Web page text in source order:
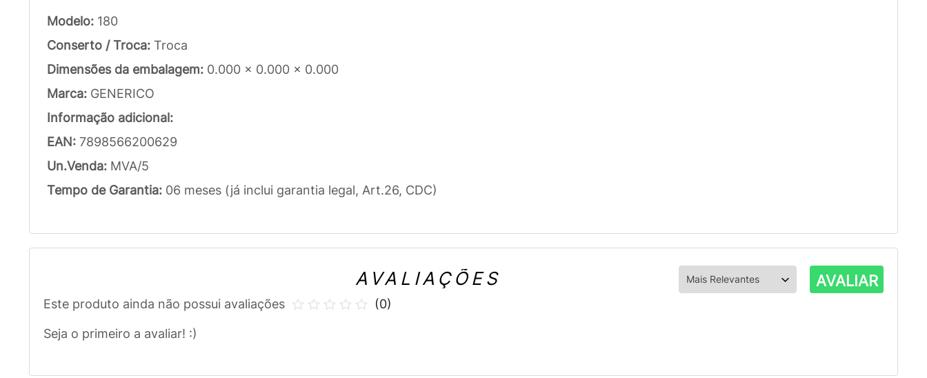
Modelo: 180
Conserto / Troca: Troca
Dimensões da embalagem: 0.000 x 0.000 x 0.000
Marca: GENERICO
Informação adicional:
EAN: 7898566200629
Un.Venda: MVA/5
Tempo de Garantia: 06 meses (já inclui garantia legal, Art.26, CDC)
AVALIAÇÕES AVALIAR
Este produto ainda não possui avaliações
Seja o primeiro a avaliar! :)
(0)